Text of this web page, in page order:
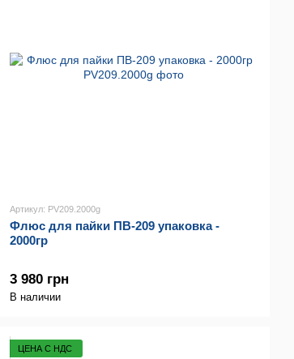
Артикул: PV209.2000g
Флюс для пайки ПВ-209 упаковка -
2000гр
3 980 грн
В наличии
ЦЕНА С НДС